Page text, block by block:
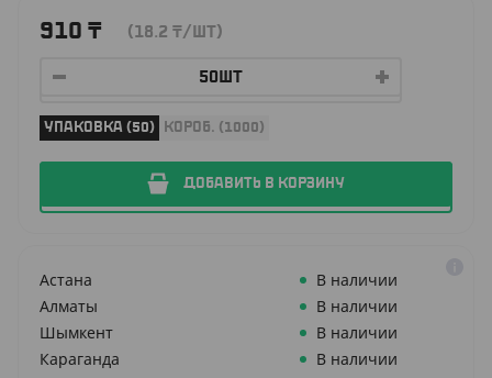
910 ₸ (18.2 ₸/ШТ)
УПАКОВКА (50) КОРОБ. (1000)
ДОБАВИТЬ В КОРЗИНУ
Астана
В наличии
Алматы
В наличии
Шымкент
В наличии
Караганда
В наличии